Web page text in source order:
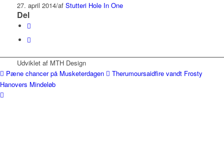
27. april 2014/af Stutteri Hole In One
Del
Udviklet af MTH Design
Pæne chancer på Musketerdagen
Therumoursaidfire vandt Frosty
Hanovers Mindeløb